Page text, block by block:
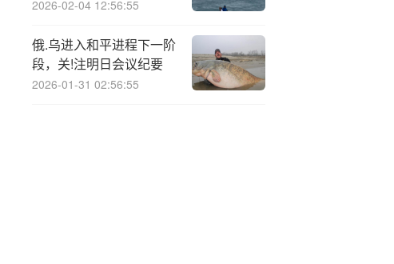
2026-02-04 12:56:55
俄.乌进入和平进程下一阶
段，关!注明日会议纪要
2026-01-31 02:56:55